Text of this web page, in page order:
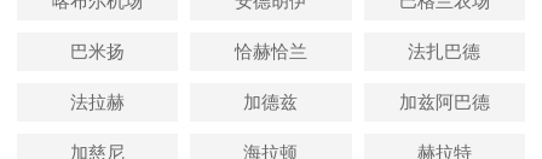
巴米扬 恰赫恰兰 法扎巴德
法拉赫 加德兹 加兹阿巴德
加慈尼 海拉顿 赫拉特